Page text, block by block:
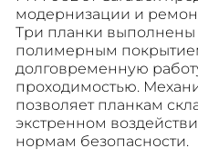
модернизации и
Три планки выполнены
полимерным
долговременную
проходимостью.
позволяет планкам
экстренном
нормам безопасности.